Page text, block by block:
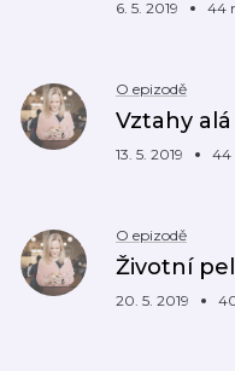
6. 5. 2019 44
O epizodě
Vztahy
13. 5. 2019 44
O epizodě
Životní
20. 5. 2019